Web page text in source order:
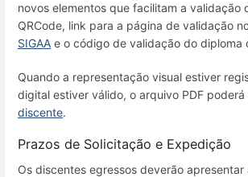
novos elementos que facilitam a validação
QRCode, link para a página de validação
SIGAA e o código de validação do diploma
Quando a representação visual estiver
digital estiver válido, o arquivo PDF poderá
discente.
Prazos de Solicitação e Expedição
Os discentes egressos deverão apresentar